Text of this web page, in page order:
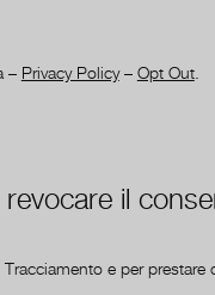
– Privacy Policy– Opt Out.
il
e per prestare